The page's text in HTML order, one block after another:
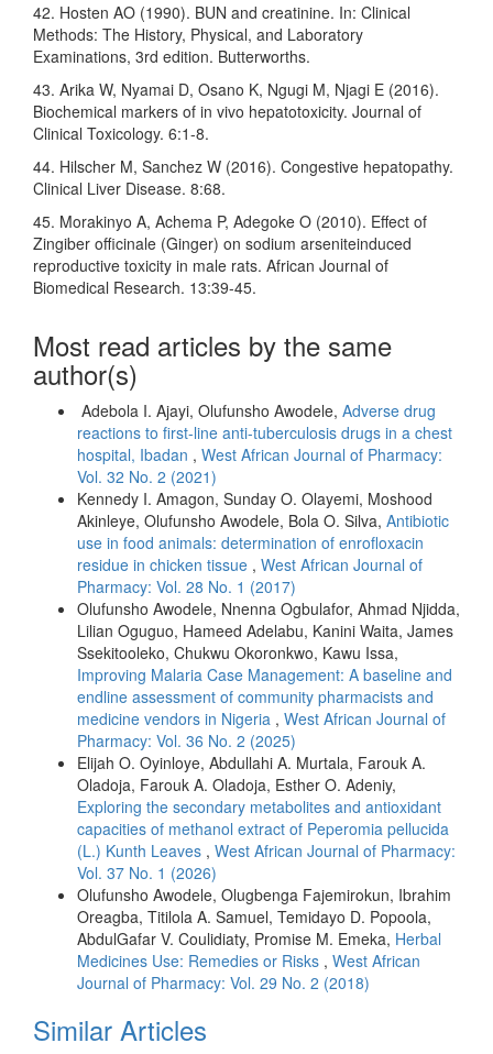
42. Hosten AO (1990). BUN and creatinine. In: Clinical
Methods: The History, Physical, and Laboratory
Examinations, 3rd edition. Butterworths.
43. Arika W, Nyamai D, Osano K, Ngugi M, Njagi E (2016).
Biochemical markers of in vivo hepatotoxicity. Journal of
Clinical Toxicology. 6:1-8.
44. Hilscher M, Sanchez W (2016). Congestive hepatopathy.
Clinical Liver Disease. 8:68.
45. Morakinyo A, Achema P, Adegoke O (2010). Effect of
Zingiber officinale (Ginger) on sodium arseniteinduced
reproductive toxicity in male rats. African Journal of
Biomedical Research. 13:39-45.
Most read articles by the same
author(s)
Adebola I. Ajayi, Olufunsho Awodele, Adverse drug
reactions to first-line anti-tuberculosis drugs in a chest
hospital, Ibadan , West African Journal of Pharmacy:
Vol. 32 No. 2 (2021)
Kennedy I. Amagon, Sunday O. Olayemi, Moshood
Akinleye, Olufunsho Awodele, Bola O. Silva, Antibiotic
use in food animals: determination of enrofloxacin
residue in chicken tissue , West African Journal of
Pharmacy: Vol. 28 No. 1 (2017)
Olufunsho Awodele, Nnenna Ogbulafor, Ahmad Njidda,
Lilian Oguguo, Hameed Adelabu, Kanini Waita, James
Ssekitooleko, Chukwu Okoronkwo, Kawu Issa,
Improving Malaria Case Management: A baseline and
endline assessment of community pharmacists and
medicine vendors in Nigeria , West African Journal of
Pharmacy: Vol. 36 No. 2 (2025)
Elijah O. Oyinloye, Abdullahi A. Murtala, Farouk A.
Oladoja, Farouk A. Oladoja, Esther O. Adeniy,
Exploring the secondary metabolites and antioxidant
capacities of methanol extract of Peperomia pellucida
(L.) Kunth Leaves , West African Journal of Pharmacy:
Vol. 37 No. 1 (2026)
Olufunsho Awodele, Olugbenga Fajemirokun, Ibrahim
Oreagba, Titilola A. Samuel, Temidayo D. Popoola,
AbdulGafar V. Coulidiaty, Promise M. Emeka, Herbal
Medicines Use: Remedies or Risks , West African
Journal of Pharmacy: Vol. 29 No. 2 (2018)
Similar Articles